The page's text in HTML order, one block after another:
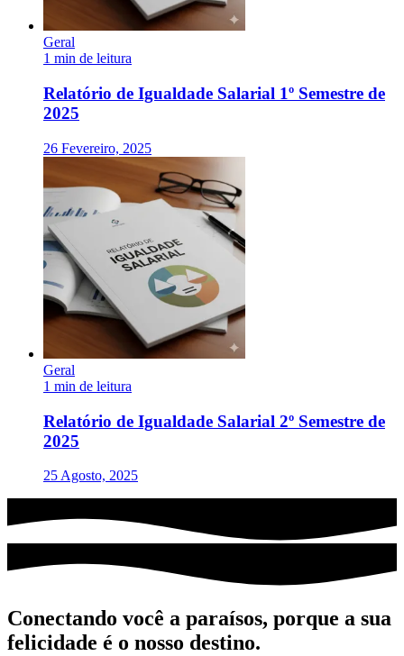
Geral
1 min de leitura
Relatório de Igualdade Salarial 1º Semestre de
2025
26 Fevereiro, 2025
Geral
1 min de leitura
Relatório de Igualdade Salarial 2º Semestre de
2025
25 Agosto, 2025
Conectando você a paraísos, porque a sua
felicidade é o nosso destino.